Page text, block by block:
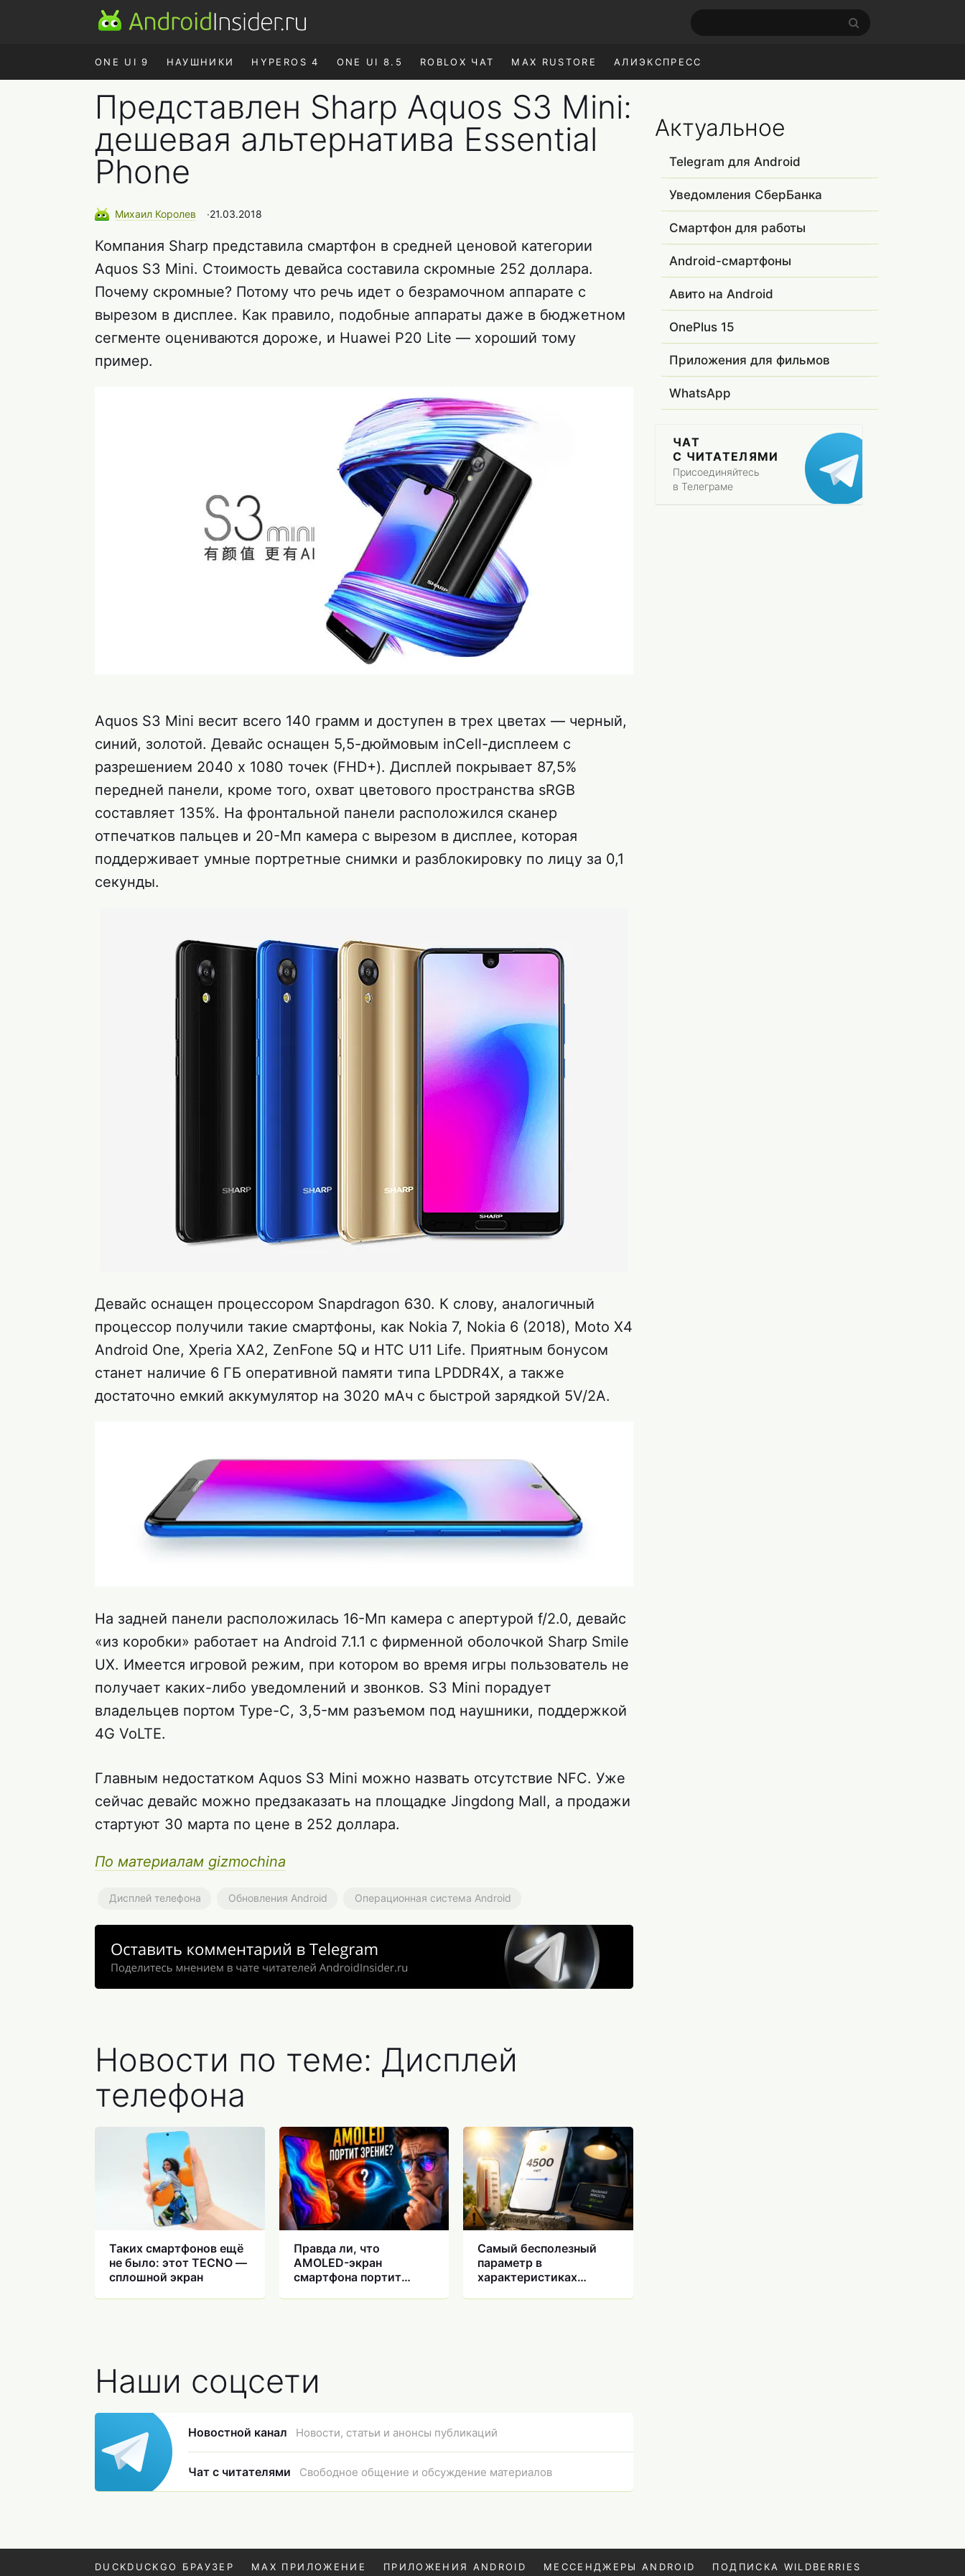
ONE UI 9 НАУШНИКИ HYPEROS 4 ONE UI 8.5 ROBLOX ЧАТ MAX RUSTORE АЛИЭКСПРЕСС
Представлен Sharp Aquos S3 Mini:
дешевая альтернатива Essential
Phone
Михаил Королев ∙21.03.2018
Компания Sharp представила смартфон в средней ценовой категории
Aquos S3 Mini. Стоимость девайса составила скромные 252 доллара.
Почему скромные? Потому что речь идет о безрамочном аппарате с
вырезом в дисплее. Как правило, подобные аппараты даже в бюджетном
сегменте оцениваются дороже, и Huawei P20 Lite — хороший тому
пример.
Aquos S3 Mini весит всего 140 грамм и доступен в трех цветах — черный,
синий, золотой. Девайс оснащен 5,5-дюймовым inCell-дисплеем с
разрешением 2040 x 1080 точек (FHD+). Дисплей покрывает 87,5%
передней панели, кроме того, охват цветового пространства sRGB
составляет 135%. На фронтальной панели расположился сканер
отпечатков пальцев и 20-Мп камера с вырезом в дисплее, которая
поддерживает умные портретные снимки и разблокировку по лицу за 0,1
секунды.
Девайс оснащен процессором Snapdragon 630. К слову, аналогичный
процессор получили такие смартфоны, как Nokia 7, Nokia 6 (2018), Moto X4
Android One, Xperia XA2, ZenFone 5Q и HTC U11 Life. Приятным бонусом
станет наличие 6 ГБ оперативной памяти типа LPDDR4X, а также
достаточно емкий аккумулятор на 3020 мАч с быстрой зарядкой 5V/2A.
На задней панели расположилась 16-Мп камера с апертурой f/2.0, девайс
«из коробки» работает на Android 7.1.1 с фирменной оболочкой Sharp Smile
UX. Имеется игровой режим, при котором во время игры пользователь не
получает каких-либо уведомлений и звонков. S3 Mini порадует
владельцев портом Type-C, 3,5-мм разъемом под наушники, поддержкой
4G VoLTE.
Главным недостатком Aquos S3 Mini можно назвать отсутствие NFC. Уже
сейчас девайс можно предзаказать на площадке Jingdong Mall, а продажи
стартуют 30 марта по цене в 252 доллара.
По материалам gizmochina
Дисплей телефона Обновления Android Операционная система Android
Новости по теме: Дисплей
телефона
Таких смартфонов ещё
не было: этот TECNO —
сплошной экран
Правда ли, что
AMOLED-экран
смартфона портит
Самый бесполезный
параметр в
характеристиках
Наши соцсети
Новостной канал Новости, статьи и анонсы публикаций
Чат с читателями Свободное общение и обсуждение материалов
Актуальное
Telegram для Android
Уведомления СберБанка
Смартфон для работы
Android-смартфоны
Авито на Android
OnePlus 15
Приложения для фильмов
WhatsApp
ЧАТ
С ЧИТАТЕЛЯМИ
Присоединяйтесь
в Телеграме
DUCKDUCKGO БРАУЗЕР MAX ПРИЛОЖЕНИЕ ПРИЛОЖЕНИЯ ANDROID МЕССЕНДЖЕРЫ ANDROID ПОДПИСКА WILDBERRIES